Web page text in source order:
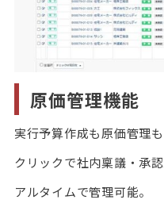
原価管理機能
実行予算作成も原価管理
クリックで社内稟議・承
アルタイムで管理可能。